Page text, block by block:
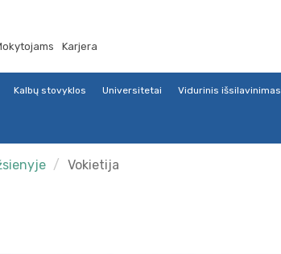
Karjera
Kalbų stovyklos Universitetai Vidurinis išsilavinimas
Vokietija